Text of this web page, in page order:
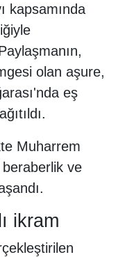
kapsamında
olan aşure,
eş
Muharrem
ve
ikram